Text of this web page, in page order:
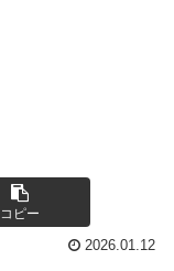
コピー
2026.01.12